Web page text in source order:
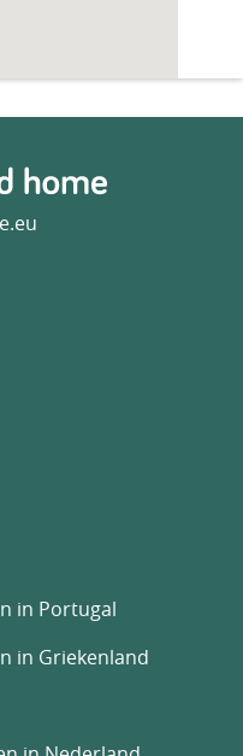
in Portugal
in Griekenland